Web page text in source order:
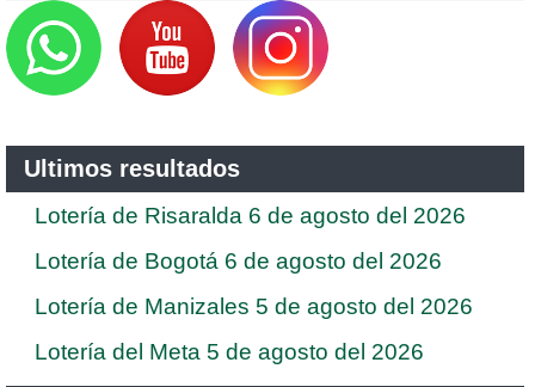
Ultimos resultados
Lotería de Risaralda 6 de agosto del 2026
Lotería de Bogotá 6 de agosto del 2026
Lotería de Manizales 5 de agosto del 2026
Lotería del Meta 5 de agosto del 2026